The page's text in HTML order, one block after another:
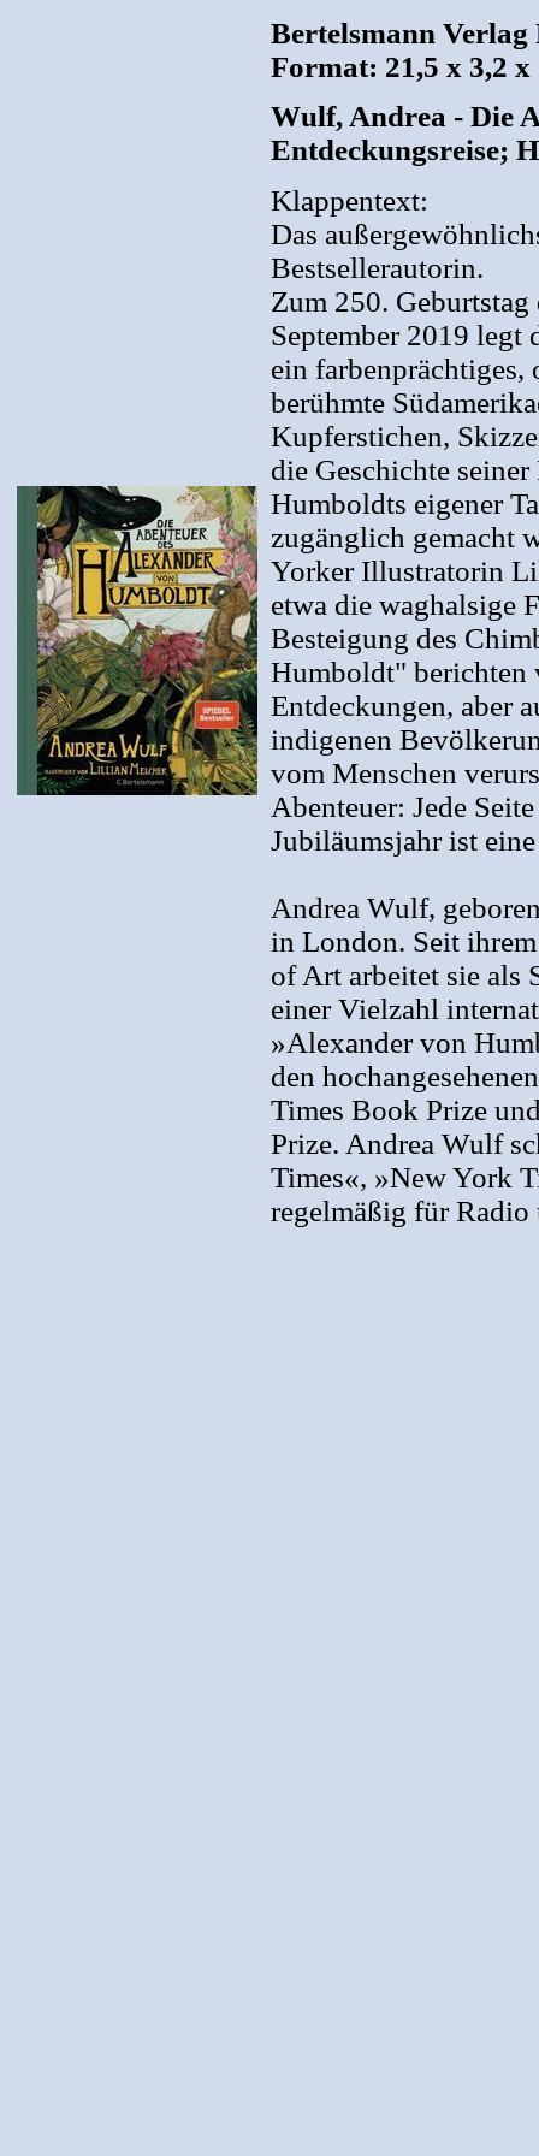
Bertelsmann Verlag
Format: 21,5 x 3,2 x
Wulf, Andrea - Die
Entdeckungsreise;
Klappentext:
Das
Bestsellerautorin.
Zum 250. Geburtstag
September 2019
ein
berühmte
Kupferstichen,
die Geschichte
Humboldts eigener
zugänglich gemacht
Yorker Illustratorin
etwa die waghalsige
Besteigung des
Humboldt" berichten
Entdeckungen, aber
indigenen
vom Menschen
Abenteuer: Jede
Jubiläumsjahr ist
Andrea Wulf,
in London. Seit
of Art arbeitet sie als
einer Vielzahl
»Alexander von
den
Times Book Prize
Prize. Andrea Wulf
Times«, »New York
regelmäßig für Radio